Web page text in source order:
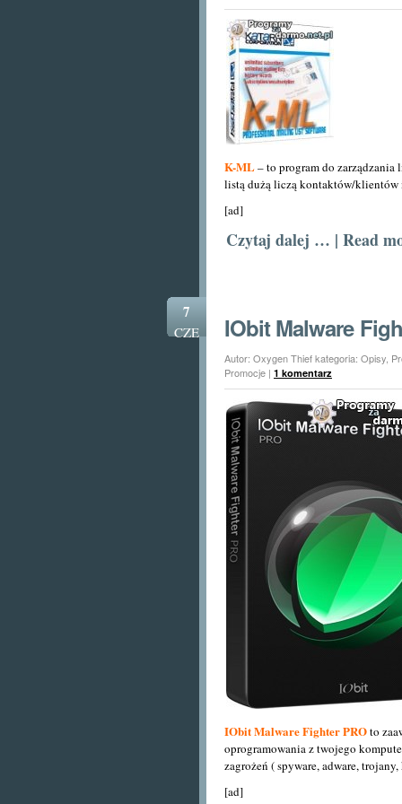
ML
K-ML– to program do zarządzania
listą dużą liczą kontaktów/klientów
[ad]
Czytaj dalej … | Read
7
CZE IObit Malware
Autor: Oxygen Thief kategoria: Opisy
Promocje | 1 komentarz
IObit Malware Fighter PROto
oprogramowania z twojego
zagrożeń ( spyware, adware,
[ad]